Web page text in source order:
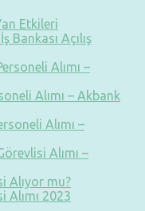
Etkileri
Bankası Açılış
Alımı –
Alımı – Akbank
Alımı –
Alımı –
Alıyor mu?
Alımı 2023